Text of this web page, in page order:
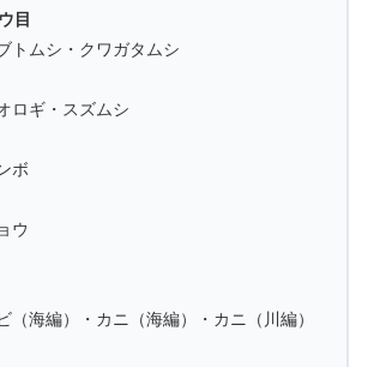
目
トムシ・クワガタムシ
ロギ・スズムシ
ボ
ウ
（海編）・カニ（海編）・カニ（川編）